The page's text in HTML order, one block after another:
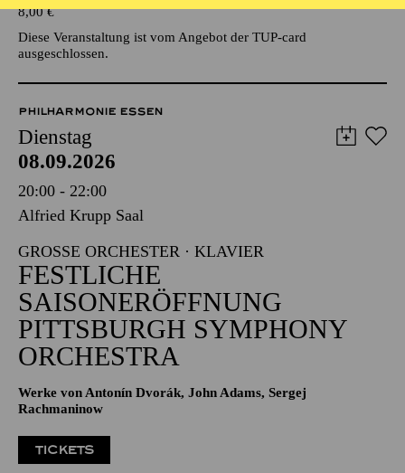
8,00€
Diese Veranstaltung ist vom Angebot der TUP-card
ausgeschlossen.
PHILHARMONIE ESSEN
Dienstag
08.09.2026
20:00 - 22:00
Alfried Krupp Saal
GROSSE ORCHESTER · KLAVIER
FESTLICHE
SAISONERÖFFNUNG
PITTSBURGH SYMPHONY
ORCHESTRA
Werke von Antonín Dvorák, John Adams, Sergej
Rachmaninow
TICKETS